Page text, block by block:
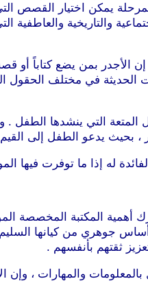
يمكن اختيار القصص
والتاريخية
إن الأجدر بمن يضع كتاباً
الحديثة في مختلف
المتعة التي ينشدها
، بحيث يدعو الطفل إلى
له إذا ما توفرت فيها
أهمية المكتبة المخصصة
جوهري من كيانها
ثقتهم بأنفسهم .
والمهارات ، وإن